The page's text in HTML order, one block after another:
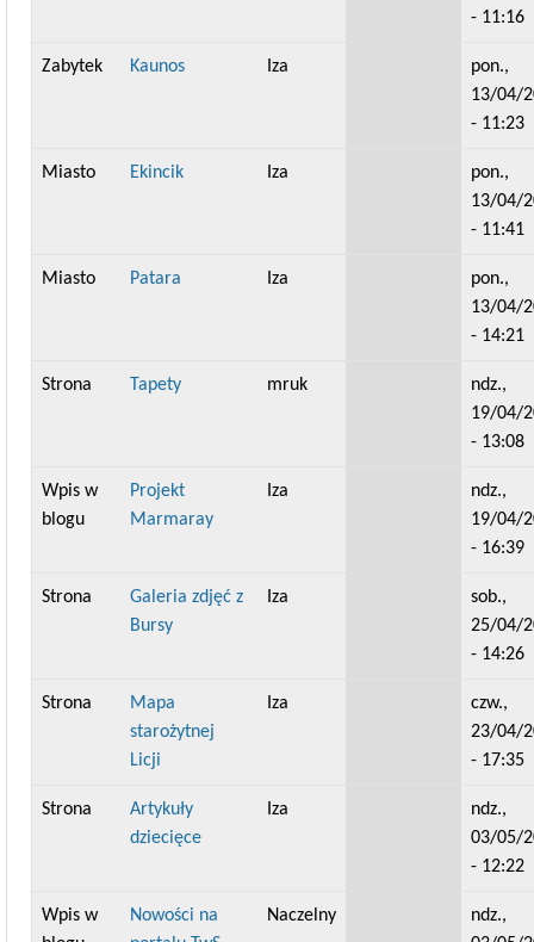
- 11:16
Zabytek Kaunos Iza
pon.,
13/04/
- 11:23
Miasto Ekincik Iza
pon.,
13/04/
- 11:41
Miasto Patara Iza
pon.,
13/04/
- 14:21
Strona Tapety mruk
ndz.,
19/04/
- 13:08
Wpis w
blogu
Projekt
Marmaray
Iza
ndz.,
19/04/
- 16:39
Strona
Galeria zdjęć z
Bursy
Iza
sob.,
25/04/
- 14:26
Strona
Mapa
starożytnej
Licji
Iza
czw.,
23/04/
- 17:35
Strona
Artykuły
dziecięce
Iza
ndz.,
03/05/
- 12:22
Wpis w
Nowości na
Naczelny
ndz.,